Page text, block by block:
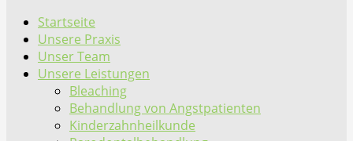
Startseite
Unsere Praxis
Unser Team
Unsere Leistungen
Bleaching
Behandlung von Angstpatienten
Kinderzahnheilkunde